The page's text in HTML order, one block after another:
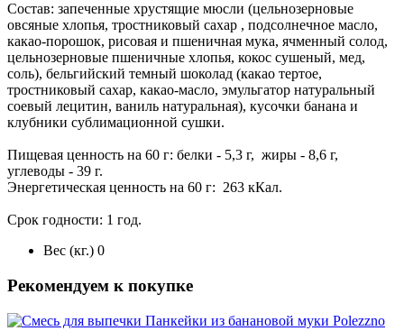
Состав: запеченные хрустящие мюсли (цельнозерновые
овсяные хлопья, тростниковый сахар , подсолнечное масло,
какао-порошок, рисовая и пшеничная мука, ячменный солод,
цельнозерновые пшеничные хлопья, кокос сушеный, мед,
соль), бельгийский темный шоколад (какао тертое,
тростниковый сахар, какао-масло, эмульгатор натуральный
соевый лецитин, ваниль натуральная), кусочки банана и
клубники сублимационной сушки.
Пищевая ценность на 60 г: белки - 5,3 г, жиры - 8,6 г,
углеводы - 39 г.
Энергетическая ценность на 60 г: 263 кКал.
Срок годности: 1 год.
Вес (кг.) 0
Рекомендуем к покупке